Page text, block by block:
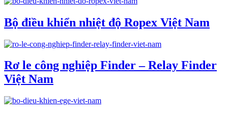
Bộ điều khiển nhiệt độ Ropex Việt Nam
Rơ le công nghiệp Finder – Relay Finder
Việt Nam